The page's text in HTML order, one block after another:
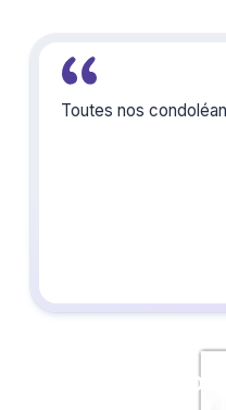
Toutes nos
Créez un album